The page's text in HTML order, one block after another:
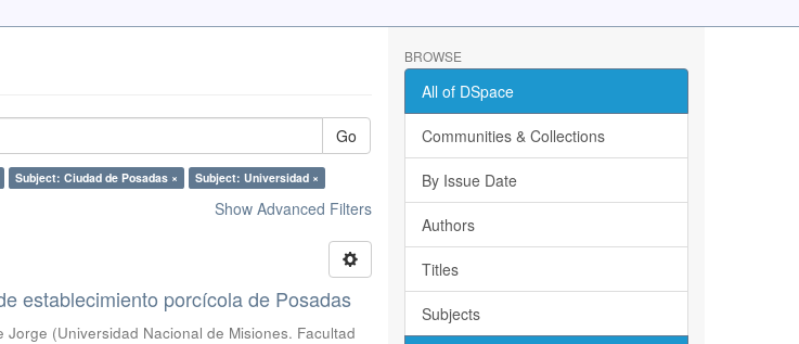
Go
Subject: Ciudad de Posadas × Subject: Universidad ×
Show Advanced Filters
establecimiento porcícola de Posadas
Jorge (Universidad Nacional de Misiones. Facultad
BROWSE
All of DSpace
Communities & Collections
By Issue Date
Authors
Titles
Subjects